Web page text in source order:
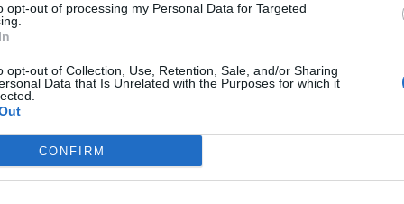
opt-out of processing my Personal Data for Targeted
opt-out of Collection, Use, Retention, Sale, and/or Sharing
Data that Is Unrelated with the Purposes for which it
CONFIRM
del Hotel
Gay Friendly
reestructurado
Terraza